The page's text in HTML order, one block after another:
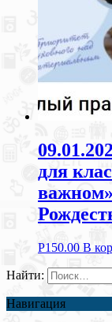
для
Р150.00 В
Найти:
Навигация